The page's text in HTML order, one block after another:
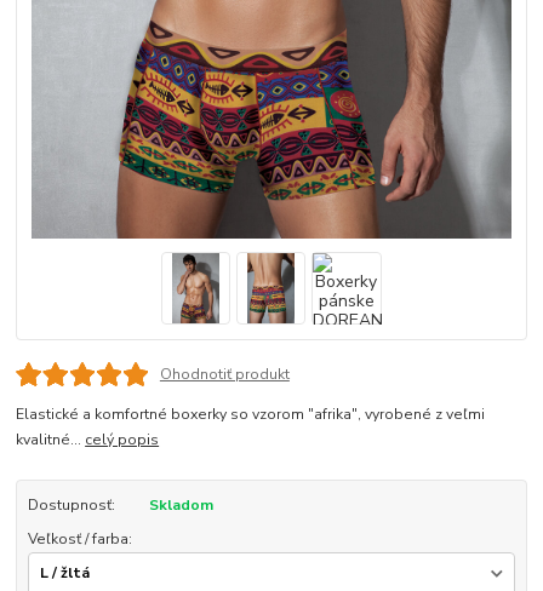
Ohodnotiť produkt
Elastické a komfortné boxerky so vzorom "afrika", vyrobené z veľmi
kvalitné... celý popis
Dostupnosť:
Skladom
Veľkosť / farba: